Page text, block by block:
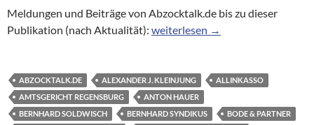
Meldungen und Beiträge von Abzocktalk.de bis zu dieser
Publikation (nach Aktualität): Abzocktalk zum 07.05.2013
weiterlesen →
ABZOCKTALK.DE ALEXANDER J. KLEINJUNG
ALLINKASSO
AMTSGERICHT REGENSBURG
ANTON HAUER
BERNHARD SOLDWISCH
BERNHARD SYNDIKUS
BODE & PARTNER